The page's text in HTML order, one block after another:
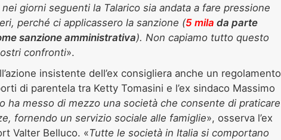
giorni seguenti la Talarico sia andata a fare pressione
perché ci applicassero la sanzione (5 mila da parte
sanzione amministrativa). Non capiamo tutto questo
confronti».
insistente dell’ex consigliera anche un regolamento
di parentela tra Ketty Tomasini e l’ex sindaco Massimo
ha messo di mezzo una società che consente di praticare
fornendo un servizio sociale alle famiglie», osserva l’ex
Valter Belluco. «Tutte le società in Italia si comportano